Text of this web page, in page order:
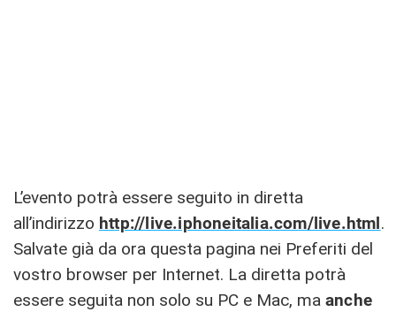
L’evento potrà essere seguito in diretta
all’indirizzo http://live.iphoneitalia.com/live.html.
Salvate già da ora questa pagina nei Preferiti del
vostro browser per Internet. La diretta potrà
essere seguita non solo su PC e Mac, ma anche